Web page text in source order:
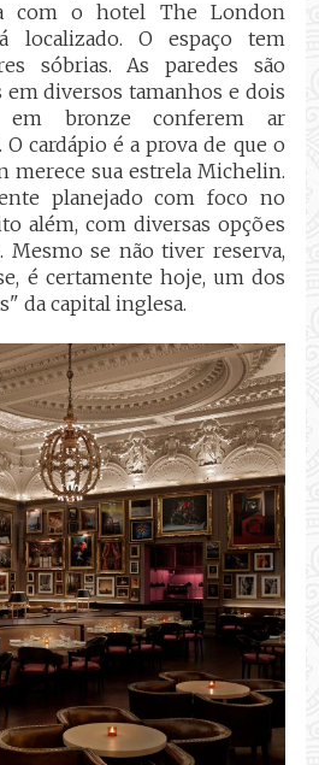
com o hotel The London
localizado. O espaço tem
sóbrias. As paredes são
em diversos tamanhos e dois
em bronze conferem ar
cardápio é a prova de que o
merece sua estrela Michelin.
planejado com foco no
além, com diversas opções
Mesmo se não tiver reserva,
é certamente hoje, um dos
da capital inglesa.